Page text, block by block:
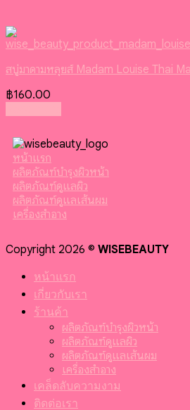
สบู่มาดามหลุยส์ Madam Louise Thai
฿160.00
หน้าแรก
ผลิตภัณฑ์บำรุงผิวหน้า
ผลิตภัณฑ์ดูแลผิว
ผลิตภัณฑ์ดูแลเส้นผม
เครื่องสำอาง
Copyright 2026 © WISEBEAUTY
หน้าแรก
เกี่ยวกับเรา
ร้านค้า
ผลิตภัณฑ์บำรุงผิวหน้า
ผลิตภัณฑ์ดูแลผิว
ผลิตภัณฑ์ดูแลเส้นผม
เครื่องสำอาง
เคล็ดลับความงาม
ติดต่อเรา